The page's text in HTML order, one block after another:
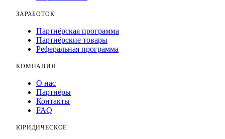
ЗАРАБОТОК
Партнёрская программа
Партнёрские товары
Реферальная программа
КОМПАНИЯ
О нас
Партнёры
Контакты
FAQ
ЮРИДИЧЕСКОЕ